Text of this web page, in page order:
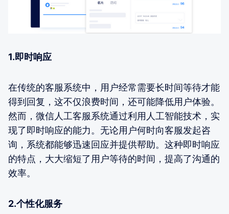
1.即时响应
在传统的客服系统中，用户经常需要长时间等待才能
得到回复，这不仅浪费时间，还可能降低用户体验。
然而，微信人工客服系统通过利用人工智能技术，实
现了即时响应的能力。无论用户何时向客服发起咨
询，系统都能够迅速回应并提供帮助。这种即时响应
的特点，大大缩短了用户等待的时间，提高了沟通的
效率。
2.个性化服务